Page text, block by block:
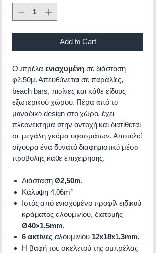
Add to Cart
Ομπρέλα ενισχυμένη σε διάσταση
φ2,50μ. Απευθύνεται σε παραλίες,
beach bars, πισίνες και κάθε είδους
εξωτερικού χώρου. Πέρα από το
μοναδικό design στο χώρο, έχει
πλεονέκτημα στην αντοχή και διατίθεται
σε μεγάλη γκάμα υφασμάτων. Αποτελεί
σίγουρα ένα δυνατό διαφημιστικό μέσο
προβολής κάθε επιχείρησης.
Διάσταση Ø2,50m.
Κάλυψη 4,06m²
Ιστός από ενισχυμένο προφίλ ειδικού
κράματος αλουμινίου, διατομής
Ø40×1,5mm.
6 ακτίνες αλουμινίου 12x18x1,3mm.
Η βαφή του σκελετού της ομπρέλας